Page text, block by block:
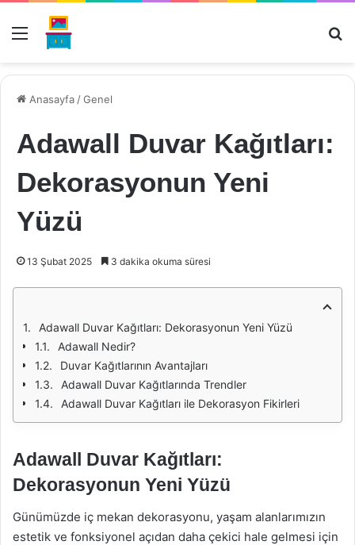
Menü
Anasayfa /Genel
Adawall Duvar Kağıtları:
Dekorasyonun Yeni
Yüzü
13 Şubat 2025 3 dakika okuma süresi
Adawall Duvar Kağıtları: Dekorasyonun Yeni Yüzü
Adawall Nedir?
Duvar Kağıtlarının Avantajları
Adawall Duvar Kağıtlarında Trendler
Adawall Duvar Kağıtları ile Dekorasyon Fikirleri
Adawall Duvar Kağıtları:
Dekorasyonun Yeni Yüzü
Günümüzde iç mekan dekorasyonu, yaşam alanlarımızın
estetik ve fonksiyonel açıdan daha çekici hale gelmesi için